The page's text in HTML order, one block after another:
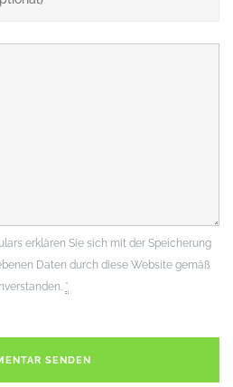
erklären Sie sich mit der Speicherung
Daten durch diese Website gemäß
*